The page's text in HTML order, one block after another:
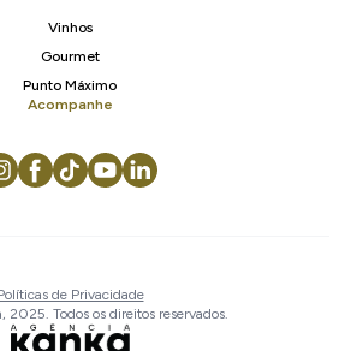
Vinhos
Gourmet
Punto Máximo
Acompanhe
de Privacidade
Todos os direitos reservados.